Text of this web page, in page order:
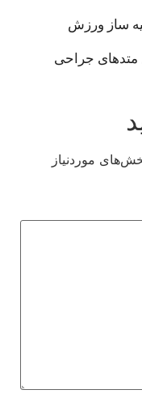
ساز ورزش
متدهای جراحی
موردنیاز